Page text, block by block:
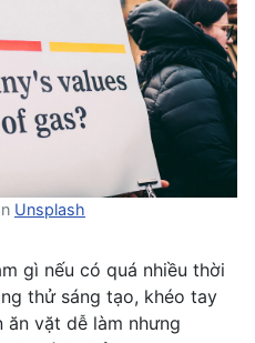
Unsplash
gì nếu có quá nhiều thời
thử sáng tạo, khéo tay
ăn vặt dễ làm nhưng